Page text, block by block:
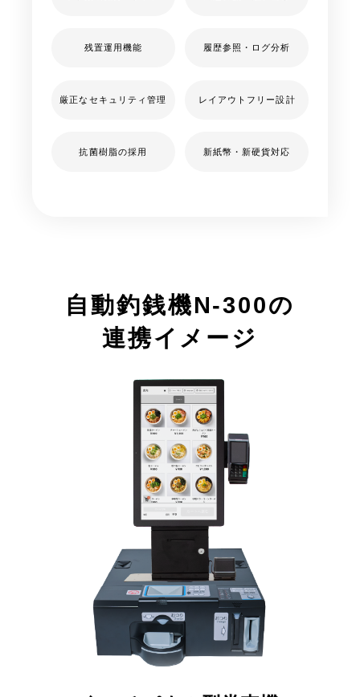
残置運用機能 履歴参照・ログ分析
厳正なセキュリティ管理 レイアウトフリー設計
抗菌樹脂の採用 新紙幣・新硬貨対応
自動釣銭機N-300の
連携イメージ